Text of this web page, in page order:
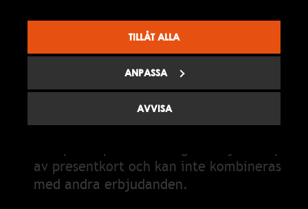
TILLÅT ALLA
ANPASSA
AVVISA
på Spa och 15% rabatt på pizza inne på
Leifs söndag-torsdag vid bokat bord eller
avhämtning, max 4 personer (gäller
endast på mat).
Du får 10% rabatt på hela sortimentet i
av presentkort och kan inte kombineras
med andra erbjudanden.